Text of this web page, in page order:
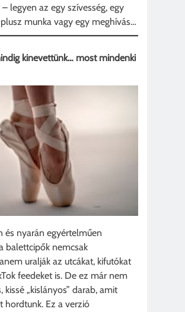
legyen az egy szívesség, egy
munka vagy egy meghívás…
kinevettünk… most mindenki
és nyarán egyértelműen
balettcipők nemcsak
uralják az utcákat, kifutókat
feedeket is. De ez már nem
kissé „kislányos” darab, amit
hordtunk. Ez a verzió